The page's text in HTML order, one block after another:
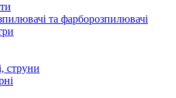
та фарборозпилювачі
струни